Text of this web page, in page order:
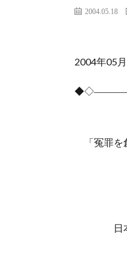
2004.05.18
2004年05
「冤罪を
日本一の